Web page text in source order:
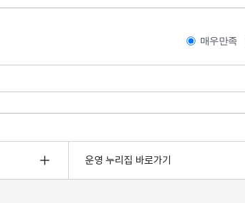
매우만족
운영 누리집 바로가기